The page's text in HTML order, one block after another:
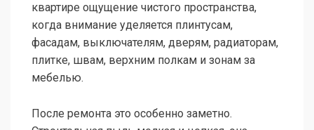
квартире ощущение чистого пространства,
когда внимание уделяется плинтусам,
фасадам, выключателям, дверям, радиаторам,
плитке, швам, верхним полкам и зонам за
мебелью.
После ремонта это особенно заметно.